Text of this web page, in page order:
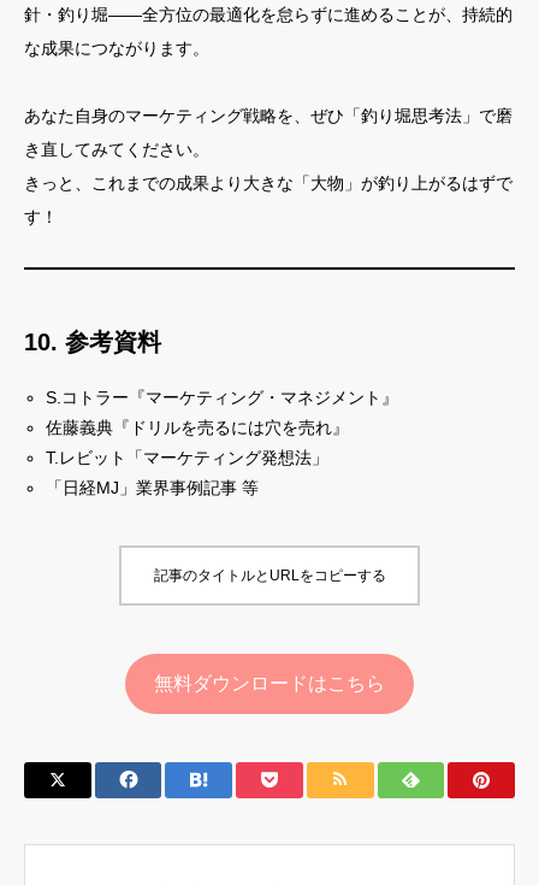
針・釣り堀――全方位の最適化を怠らずに進めることが、持続的
な成果につながります。
あなた自身のマーケティング戦略を、ぜひ「釣り堀思考法」で磨
き直してみてください。
きっと、これまでの成果より大きな「大物」が釣り上がるはずで
す！
10. 参考資料
S.コトラー『マーケティング・マネジメント』
佐藤義典『ドリルを売るには穴を売れ』
T.レビット「マーケティング発想法」
「日経MJ」業界事例記事 等
記事のタイトルとURLをコピーする
無料ダウンロードはこちら